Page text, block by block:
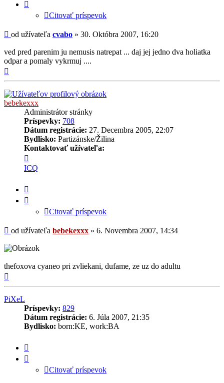
Citovať príspevok
Príspevok
od užívateľa cvabo » 30. Októbra 2007, 16:20
ved pred parenim ju nemusis natrepat ... daj jej jedno dva holiatka
odpar a pomaly vykrmuj ....
bebekexxx
Administrátor stránky
Príspevky: 708
Dátum registrácie: 27. Decembra 2005, 22:07
Bydlisko: Partizánske/Žilina
Kontaktovať užívateľa:
informácie
užívateľa
bebekexxx
ICQ
Citovať príspevok
Príspevok
od užívateľa bebekexxx » 6. Novembra 2007, 14:34
thefoxova cyaneo pri zvliekani, dufame, ze uz do adultu
PiXeL
Príspevky: 829
Dátum registrácie: 6. Júla 2007, 21:35
Bydlisko: born:KE, work:BA
Citovať príspevok